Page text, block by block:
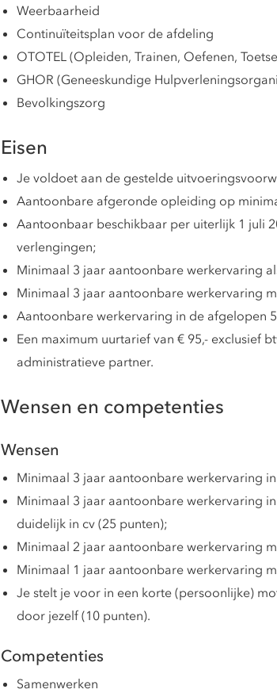
Weerbaarheid
Continuïteitsplan voor de afdeling
OTOTEL (Opleiden, Trainen, Oefenen,
GHOR (Geneeskundige
Bevolkingszorg
Eisen
Je voldoet aan de gestelde
Aantoonbare afgeronde opleiding op
Aantoonbaar beschikbaar per uiterlijk 1 juli
verlengingen;
Minimaal 3 jaar aantoonbare werkervaring
Minimaal 3 jaar aantoonbare werkervaring
Aantoonbare werkervaring in de afgelopen
Een maximum uurtarief van € 95,- exclusief
administratieve partner.
Wensen en competenties
Wensen
Minimaal 3 jaar aantoonbare werkervaring
Minimaal 3 jaar aantoonbare werkervaring
duidelijk in cv (25 punten);
Minimaal 2 jaar aantoonbare werkervaring
Minimaal 1 jaar aantoonbare werkervaring
Je stelt je voor in een korte (persoonlijke)
door jezelf (10 punten).
Competenties
Samenwerken